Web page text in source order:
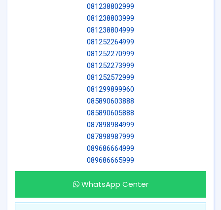
081238802999
081238803999
081238804999
081252264999
081252270999
081252273999
081252572999
081299899960
085890603888
085890605888
087898984999
087898987999
089686664999
089686665999
WhatsApp Center